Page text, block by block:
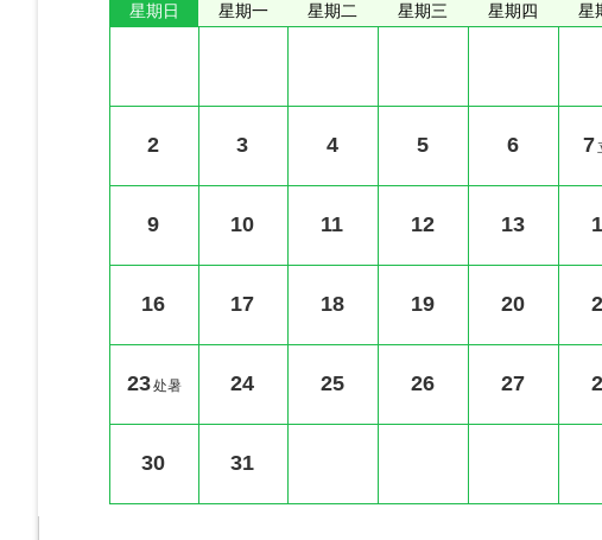
星期日 星期一 星期二 星期三 星期四 星
2 3 4 5 6 7
9 10 11 12 13
16 17 18 19 20
23处暑 24 25 26 27
30 31